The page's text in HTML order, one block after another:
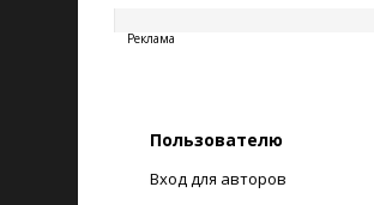
Реклама
Пользователю
Вход для авторов